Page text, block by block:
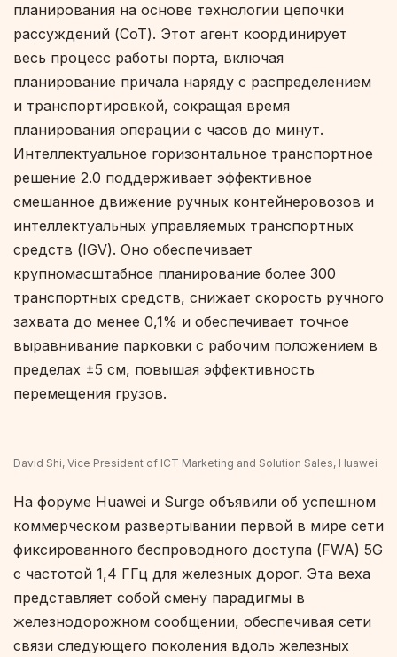
планирования на основе технологии цепочки
рассуждений (CoT). Этот агент координирует
весь процесс работы порта, включая
планирование причала наряду с распределением
и транспортировкой, сокращая время
планирования операции с часов до минут.
Интеллектуальное горизонтальное транспортное
решение 2.0 поддерживает эффективное
смешанное движение ручных контейнеровозов и
интеллектуальных управляемых транспортных
средств (IGV). Оно обеспечивает
крупномасштабное планирование более 300
транспортных средств, снижает скорость ручного
захвата до менее 0,1% и обеспечивает точное
выравнивание парковки с рабочим положением в
пределах ±5 см, повышая эффективность
перемещения грузов.
David Shi, Vice President of ICT Marketing and Solution Sales, Huawei
На форуме Huawei и Surge объявили об успешном
коммерческом развертывании первой в мире сети
фиксированного беспроводного доступа (FWA) 5G
с частотой 1,4 ГГц для железных дорог. Эта веха
представляет собой смену парадигмы в
железнодорожном сообщении, обеспечивая сети
связи следующего поколения вдоль железных